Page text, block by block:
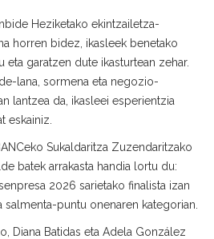
Heziketako ekintzailetza-
horren bidez, ikasleek benetako
garatzen dute ikasturtean zehar.
lana, sormena eta negozio-
lantzea da, ikasleei esperientzia
eskainiz.
Sukaldaritza Zuzendaritzako
batek arrakasta handia lortu du:
2026 sarietako finalista izan
salmenta-puntu onenaren kategorian.
Diana Batidas eta Adela González